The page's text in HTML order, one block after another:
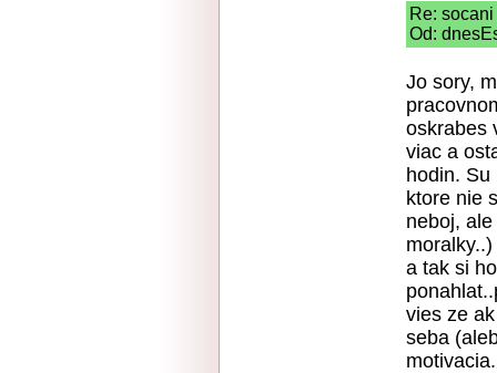
Re:
Od:
Jo sory,
oskrabes
viac a
hodin.
ktore nie
neboj,
a tak si
vies ze
seba
motivacia.